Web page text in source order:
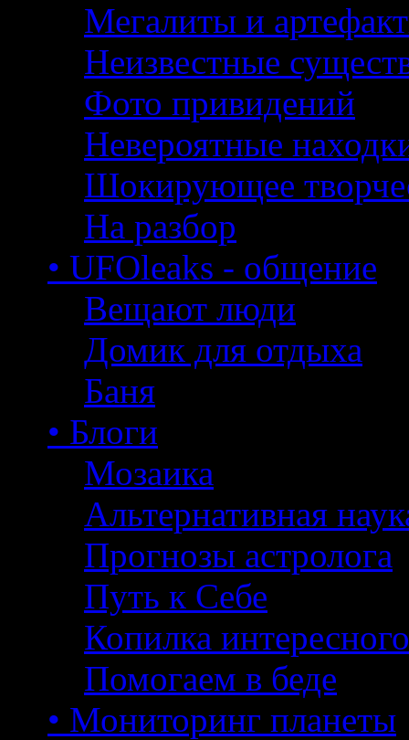
Мегалиты и
Неизвестные
Фото привидений
Невероятные
Шокирующее
На разбор
• UFOleaks - общение
Вещают люди
Домик для отдыха
Баня
• Блоги
Мозаика
Альтернативная
Прогнозы астролога
Путь к Себе
Копилка интересного
Помогаем в беде
• Мониторинг планеты